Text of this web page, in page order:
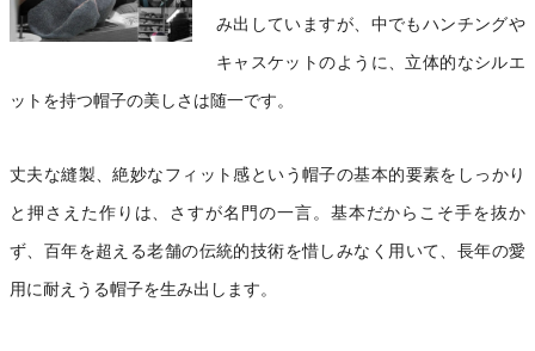
み出していますが、中でもハンチングや
キャスケットのように、立体的なシルエ
ットを持つ帽子の美しさは随一です。
丈夫な縫製、絶妙なフィット感という帽子の基本的要素をしっかり
と押さえた作りは、さすが名門の一言。基本だからこそ手を抜か
ず、百年を超える老舗の伝統的技術を惜しみなく用いて、長年の愛
用に耐えうる帽子を生み出します。